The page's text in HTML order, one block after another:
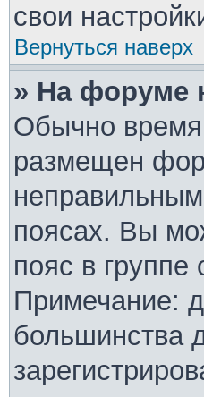
свои
Вернуться наверх
» На форуме
Обычно время
размещен
поясах. Вы
пояс в группе
Примечание:
большинства